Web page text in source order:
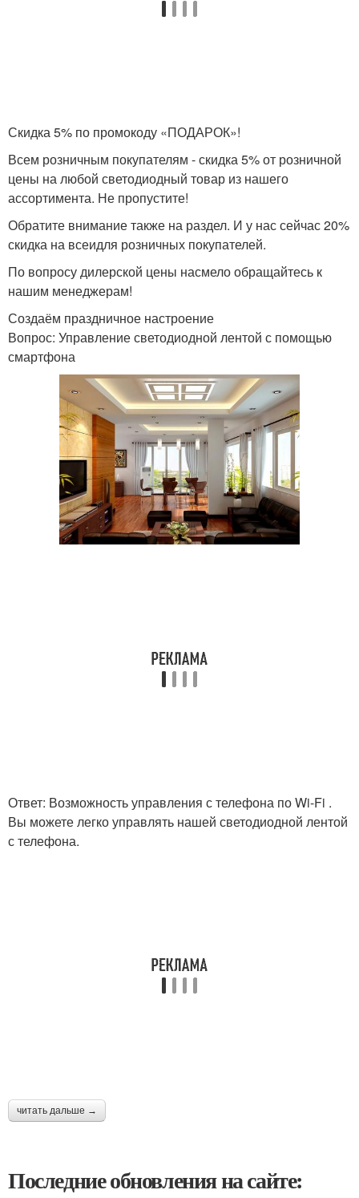
Скидка 5% по промокоду «ПОДАРОК»!
Всем розничным покупателям - скидка 5% от розничной
цены на любой светодиодный товар из нашего
ассортимента. Не пропустите!
Обратите внимание также на раздел. И у нас сейчас 20%
скидка на всеидля розничных покупателей.
По вопросу дилерской цены насмело обращайтесь к
нашим менеджерам!
Создаём праздничное настроение
Вопрос: Управление светодиодной лентой с помощью
смартфона
Ответ: Возможность управления с телефона по Wi-Fi .
Вы можете легко управлять нашей светодиодной лентой
с телефона.
читать дальше →
Последние обновления на сайте: